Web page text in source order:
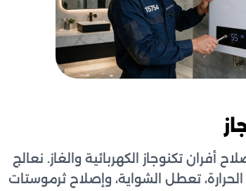
تكنوجاز الكهربائية والغاز. نعالج
تعطل الشواية، وإصلاح ثرموستات